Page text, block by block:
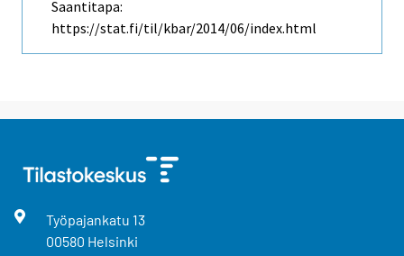
Saantitapa:
https://stat.fi/til/kbar/2014/06/index.html
Työpajankatu 13
00580 Helsinki